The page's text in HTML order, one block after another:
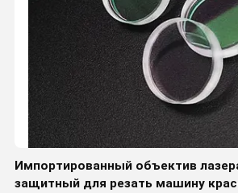
Импортированный объектив
защитный для резать машину